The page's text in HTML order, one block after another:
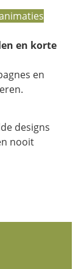
en korte
en
designs
nooit